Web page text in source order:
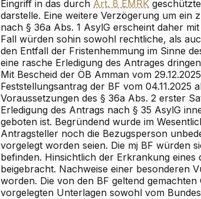
Eingriff in das durch Art. 8 EMRK
darstelle. Eine weitere Verzögerung um ein
nach § 36a Abs. 1 AsylG erscheint daher mit
Fall würden sohin sowohl rechtliche, als
den Entfall der Fristenhemmung im Sinne
eine rasche Erledigung des Antrages
Mit Bescheid der ÖB Amman vom
Feststellungsantrag der BF vom 04.11.2025
Voraussetzungen des § 36a Abs. 2 erster
Erledigung des Antrags nach § 35 AsylG
geboten ist. Begründend wurde im
Antragsteller noch die Bezugsperson
vorgelegt worden seien. Die mj BF würden
befinden. Hinsichtlich der Erkrankung eines
beigebracht. Nachweise einer besonderen
worden. Die von den BF geltend
vorgelegten Unterlagen sowohl vom